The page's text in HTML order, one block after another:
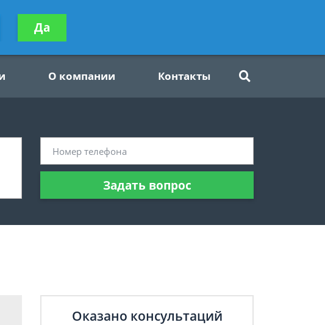
консультацию
бесплатно
О компании Контакты
Задать вопрос
Оказано консультаций
Да